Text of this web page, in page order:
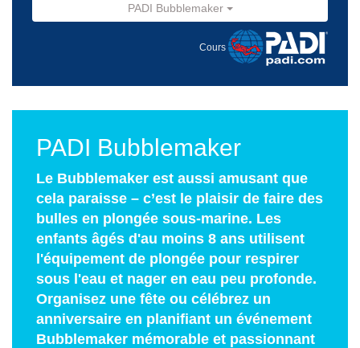
PADI Bubblemaker
Cours
PADI Bubblemaker
Le Bubblemaker est aussi amusant que
cela paraisse – c’est le plaisir de faire des
bulles en plongée sous-marine. Les
enfants âgés d'au moins 8 ans utilisent
l'équipement de plongée pour respirer
sous l'eau et nager en eau peu profonde.
Organisez une fête ou célébrez un
anniversaire en planifiant un événement
Bubblemaker mémorable et passionnant